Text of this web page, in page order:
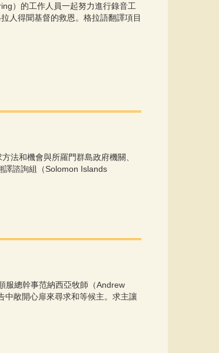
）的工作人員一起努力進行錄音工
人得聞基督的救恩。格拉語翻譯項目
法和機會與所羅門群島政府機關、
譯諮詢組（Solomon Islands
服總幹事范納西亞牧師（Andrew
中敞開心扉來尋求和等候主。求主讓